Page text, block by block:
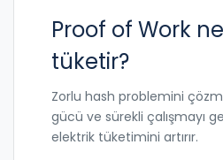
Proof of Work
tüketir?
Zorlu hash problemini
gücü ve sürekli çalışmayı
elektrik tüketimini artırır.